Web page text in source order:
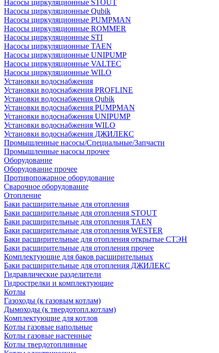
Насосы циркуляционные STOUT
Насосы циркуляционные Qubik
Насосы циркуляционные PUMPMAN
Насосы циркуляционные ROMMER
Насосы циркуляционные STI
Насосы циркуляционные TAEN
Насосы циркуляционные UNIPUMP
Насосы циркуляционные VALTEC
Насосы циркуляционные WILO
Установки водоснабжения
Установки водоснабжения PROFLINE
Установки водоснабжения Qubik
Установки водоснабжения PUMPMAN
Установки водоснабжения UNIPUMP
Установки водоснабжения WILO
Установки водоснабжения ДЖИЛЕКС
Промышленные насосы/Специальные/Запчасти
Промышленные насосы прочее
Оборудование
Оборудование прочее
Противопожарное оборудование
Сварочное оборудование
Отопление
Баки расширительные для отопления
Баки расширительные для отопления STOUT
Баки расширительные для отопления TAEN
Баки расширительные для отопления WESTER
Баки расширительные для отопления открытые СТЭН
Баки расширительные для отопления прочее
Комплектующие для баков расширительных
Баки расширительные для отопления ДЖИЛЕКС
Гидравлические разделители
Гидрострелки и комплектующие
Котлы
Газоходы (к газовым котлам)
Дымоходы (к твердотопл.котлам)
Комплектующие для котлов
Котлы газовые напольные
Котлы газовые настенные
Котлы твердотопливные